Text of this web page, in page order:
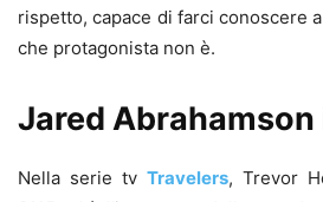
rispetto, capace di farci conoscere
che protagonista non è.
Jared Abrahamson
Nella serie tv Travelers, Trevor